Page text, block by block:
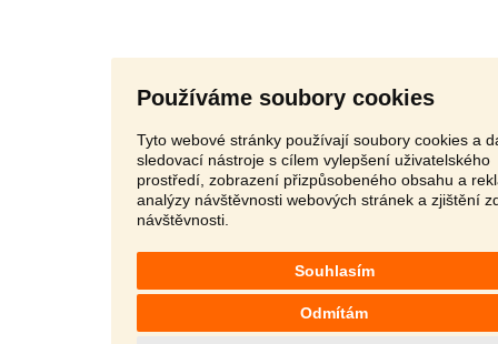
Používáme soubory cookies
Tyto webové stránky používají soubory cookies a
sledovací nástroje s cílem vylepšení uživatelského
prostředí, zobrazení přizpůsobeného obsahu a
analýzy návštěvnosti webových stránek a zjištění
návštěvnosti.
Souhlasím
Odmítám